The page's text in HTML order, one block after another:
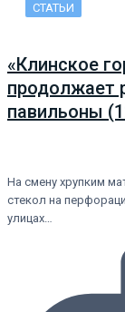
СТАТЬИ
«Клинское
продолжает
павильоны
На смену хрупким
стекол на
улицах…